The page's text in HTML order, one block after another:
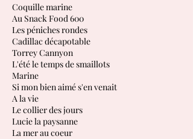
Coquille marine
Au Snack Food 600
Les péniches rondes
Cadillac décapotable
Torrey Cannyon
L'été le temps de smaillots
Marine
Si mon bien aimé s'en venait
A la vie
Le collier des jours
Lucie la paysanne
La mer au coeur